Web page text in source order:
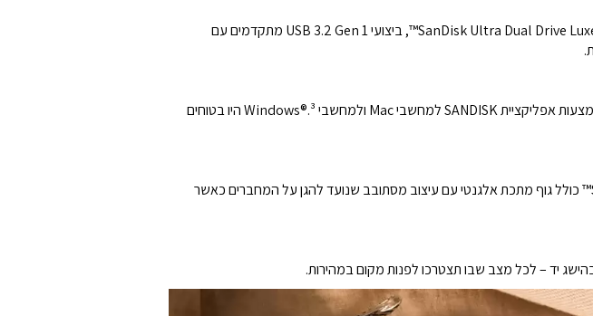
אמרו שלום לשליחת תמונות במייל בין מכשירים. לאחר שהקבצים על גבי כונן ה-SanDisk Ultra Dual Drive Luxe USB Type-C™, ביצועי USB 3.2 Gen 1 מתקדמים עם
בצעו גיבוי אוטומטי לתמונות, הסרטונים, המוזיקה, המסמכים ואנשי הקשר האחרונים שלכם באמצעות אפליקציית SANDISK למחשבי Mac ולמחשבי Windows®.³ היו בטוחים
שימו אותו בתיק או בכיס בביטחון מלא. כונן ה-SanDisk Ultra Dual Drive Luxe USB Type-C™ כולל גוף מתכת אלגנטי עם עיצוב מסתובב שנועד להגן על המחברים כאשר
יד – לכל מצב שבו תצטרכו לפנות מקום במהירות.